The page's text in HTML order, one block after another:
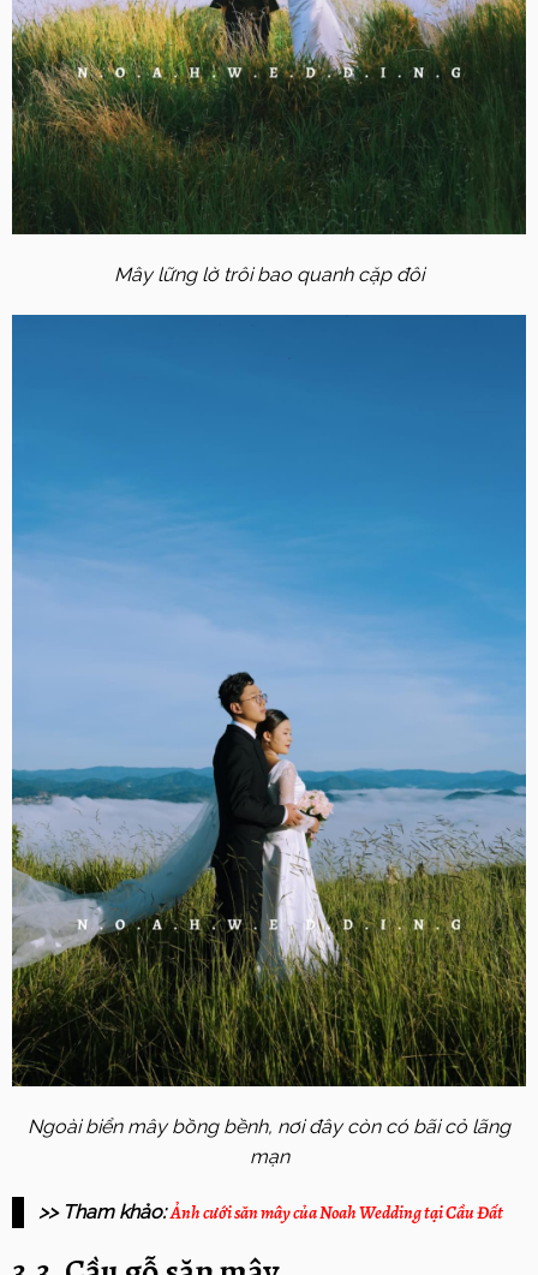
Mây lững lờ trôi bao quanh cặp đôi
Ngoài biển mây bồng bềnh, nơi đây còn có bãi cỏ lãng
mạn
>> Tham khảo: Ảnh cưới săn mây của Noah Wedding tại Cầu Đất